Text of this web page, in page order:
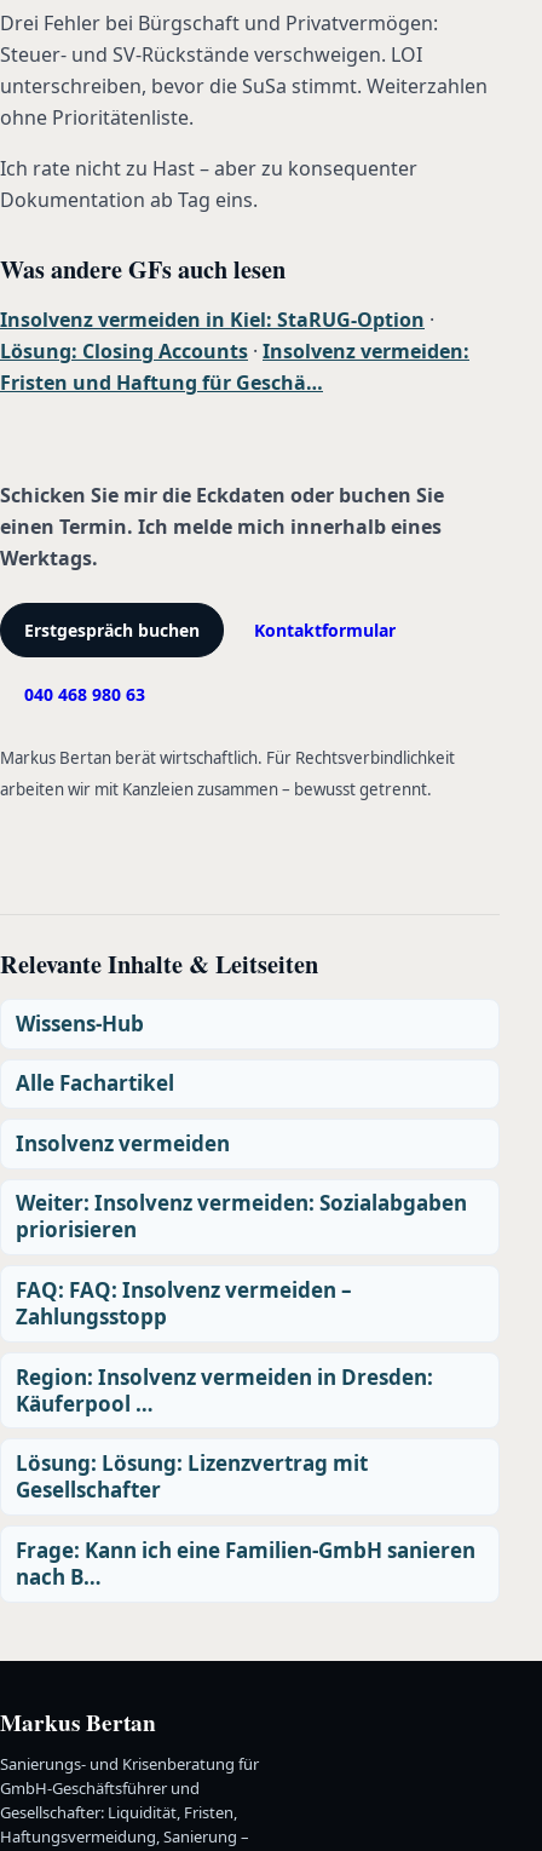
Drei Fehler bei Bürgschaft und Privatvermögen:
Steuer- und SV-Rückstände verschweigen. LOI
unterschreiben, bevor die SuSa stimmt. Weiterzahlen
ohne Prioritätenliste.
Ich rate nicht zu Hast – aber zu konsequenter
Dokumentation ab Tag eins.
Was andere GFs auch lesen
Insolvenz vermeiden in Kiel: StaRUG-Option ·
Lösung: Closing Accounts · Insolvenz vermeiden:
Fristen und Haftung für Geschä…
Schicken Sie mir die Eckdaten oder buchen Sie
einen Termin. Ich melde mich innerhalb eines
Werktags.
Erstgespräch buchen Kontaktformular
040 468 980 63
Markus Bertan berät wirtschaftlich. Für Rechtsverbindlichkeit
arbeiten wir mit Kanzleien zusammen – bewusst getrennt.
Relevante Inhalte & Leitseiten
Wissens-Hub
Alle Fachartikel
Insolvenz vermeiden
Weiter: Insolvenz vermeiden: Sozialabgaben
priorisieren
FAQ: FAQ: Insolvenz vermeiden –
Zahlungsstopp
Region: Insolvenz vermeiden in Dresden:
Käuferpool …
Lösung: Lösung: Lizenzvertrag mit
Gesellschafter
Frage: Kann ich eine Familien-GmbH sanieren
nach B…
Markus Bertan
Sanierungs- und Krisenberatung für
GmbH-Geschäftsführer und
Gesellschafter: Liquidität, Fristen,
Haftungsvermeidung, Sanierung –